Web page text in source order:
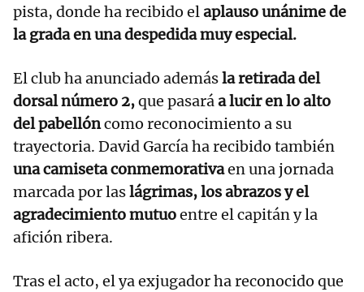
pista, donde ha recibido elaplauso unánime de
la grada en una despedida muy especial.
El club ha anunciado ademásla retirada del
dorsal número 2,que pasaráa lucir en lo alto
del pabellóncomo reconocimiento a su
trayectoria. David García ha recibido también
una camiseta conmemorativaen una jornada
marcada por laslágrimas, los abrazos y el
agradecimiento mutuoentre el capitán y la
afición ribera.
Tras el acto, el ya exjugador ha reconocido que